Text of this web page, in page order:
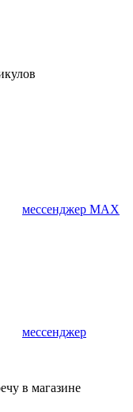
мессенджер MAX
мессенджер
в магазине